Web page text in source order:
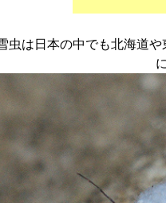
虫は日本の中でも北海道